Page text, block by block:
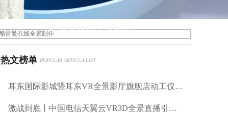
酷雷曼在线全景制作
热文榜单 POPULAR ARTICLA LIST
耳东国际影城暨耳东VR全景影厅旗舰店动工仪式盛大举行
激战到底丨中国电信天翼云VR3D全景直播引燃拳击热火